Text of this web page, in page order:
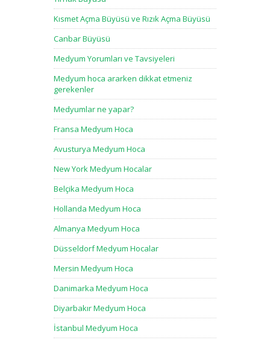
Kısmet Açma Büyüsü ve Rızık Açma Büyüsü
Canbar Büyüsü
Medyum Yorumları ve Tavsiyeleri
Medyum hoca ararken dikkat etmeniz
gerekenler
Medyumlar ne yapar?
Fransa Medyum Hoca
Avusturya Medyum Hoca
New York Medyum Hocalar
Belçika Medyum Hoca
Hollanda Medyum Hoca
Almanya Medyum Hoca
Düsseldorf Medyum Hocalar
Mersin Medyum Hoca
Danimarka Medyum Hoca
Diyarbakır Medyum Hoca
İstanbul Medyum Hoca